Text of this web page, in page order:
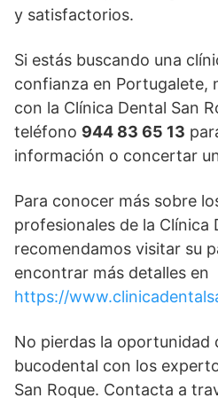
y satisfactorios.
Si estás buscando una
confianza en Portugalete,
con la Clínica Dental San
teléfono 944 83 65 13
información o concertar
Para conocer más sobre
profesionales de la Clínica
recomendamos visitar su
encontrar más detalles en
https://
No pierdas la oportunidad
bucodental con los
San Roque. Contacta a